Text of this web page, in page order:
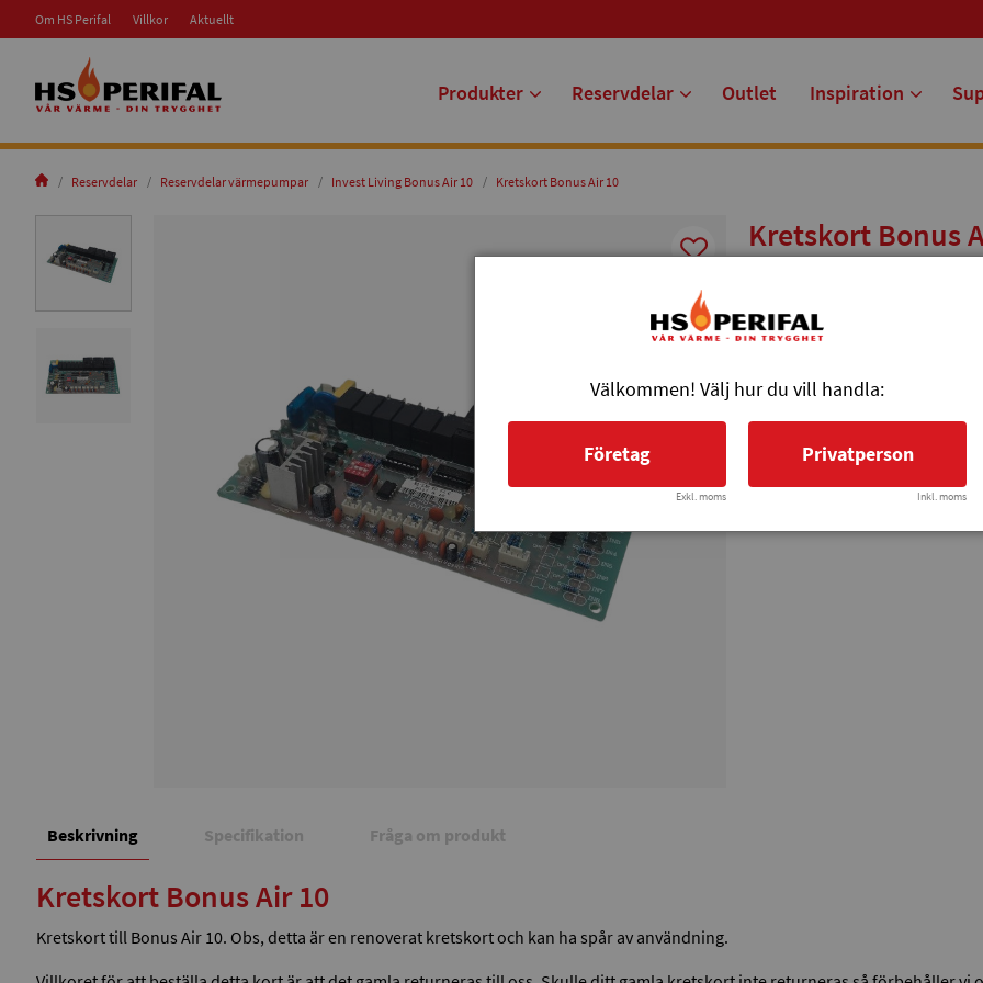
Om HS Perifal Villkor Aktuellt
Produkter Reservdelar Outlet Inspiration
Reservdelar Reservdelar värmepumpar Invest Living Bonus Air 10 Kretskort Bonus Air 10
Kretskort Bonus
Kretskort till Bonus Air 10.
Artikelnr: 750340
Beskrivning Specifikation Fråga om produkt
Kretskort Bonus Air 10
Kretskort till Bonus Air 10. Obs, detta är en renoverat kretskort och kan ha spår av användning.
Välkommen! Välj hur du vill handla:
Företag
Exkl. moms
Privatperson
Inkl. moms